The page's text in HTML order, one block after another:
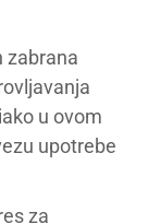
zabrana
u ovom
upotrebe
za